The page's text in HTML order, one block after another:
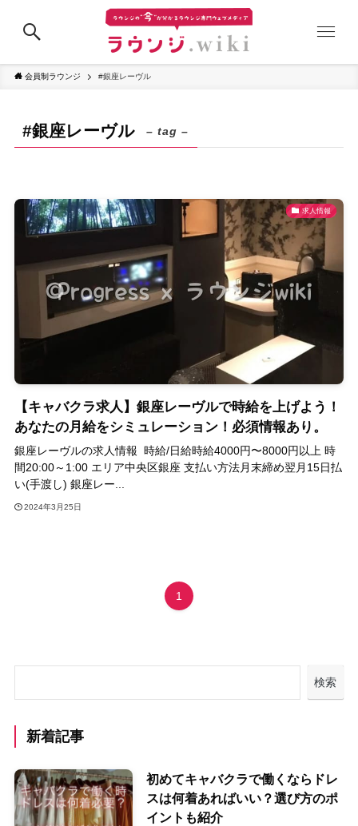
会員制ラウンジ #銀座レーヴル
#銀座レーヴル – tag –
求人情報
【キャバクラ求人】銀座レーヴルで時給を上げよう！
あなたの月給をシミュレーション！必須情報あり。
銀座レーヴルの求人情報 時給/日給時給4000円〜8000円以上 時
間20:00～1:00 エリア中央区銀座 支払い方法月末締め翌月15日払
い(手渡し) 銀座レー...
2024年3月25日
1
検索
新着記事
初めてキャバクラで働くならドレ
スは何着あればいい？選び方のポ
イントも紹介